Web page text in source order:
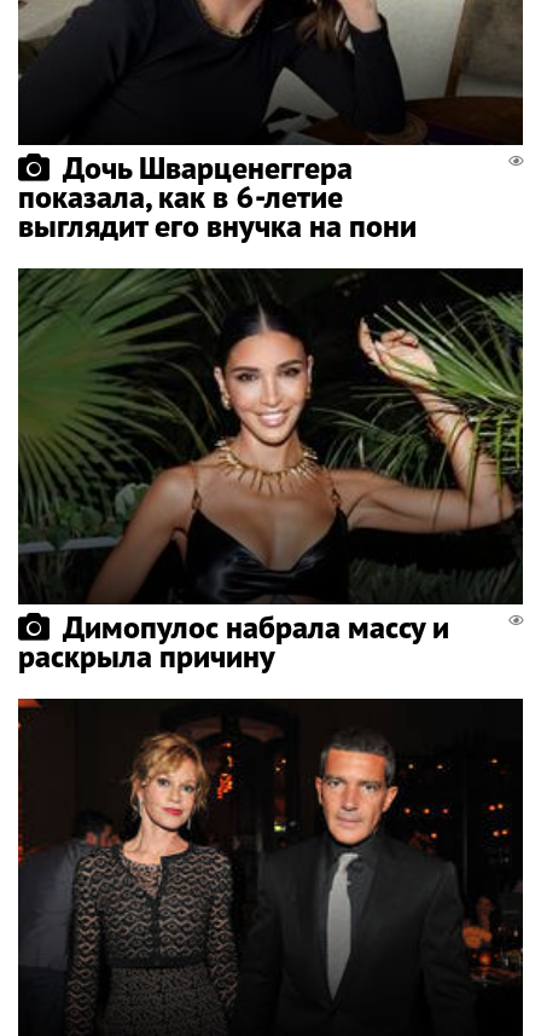
Дочь Шварценеггера
показала, как в 6-летие
выглядит его внучка на пони
Димопулос набрала массу и
раскрыла причину